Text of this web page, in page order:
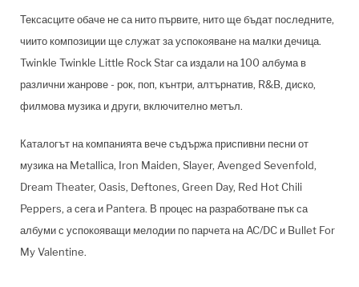
Тексасците обаче не са нито първите, нито ще бъдат последните,
чиито композиции ще служат за успокояване на малки дечица.
Twinkle Twinkle Little Rock Star са издали на 100 албума в
различни жанрове - рок, поп, кънтри, алтърнатив, R&B, диско,
филмова музика и други, включително метъл.
Каталогът на компанията вече съдържа приспивни песни от
музика на Metallica, Iron Maiden, Slayer, Avenged Sevenfold,
Dream Theater, Oasis, Deftones, Green Day, Red Hot Chili
Peppers, a сега и Pantera. В процес на разработване пък са
албуми с успокояващи мелодии по парчета на AC/DC и Bullet For
My Valentine.